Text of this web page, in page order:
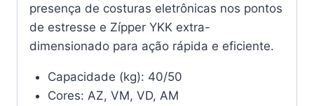
presença de costuras eletrônicas nos pontos
de estresse e Zípper YKK extra-
dimensionado para ação rápida e eficiente.
Capacidade (kg): 40/50
Cores: AZ, VM, VD, AM